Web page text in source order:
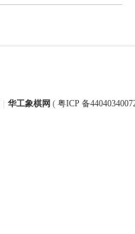
华工象棋网 ( 粤ICP 备